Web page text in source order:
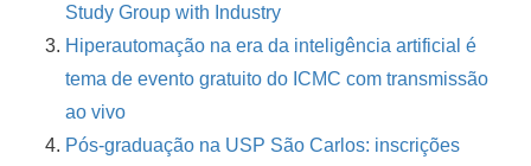
Study Group with Industry
Hiperautomação na era da inteligência artificial é
tema de evento gratuito do ICMC com transmissão
ao vivo
Pós-graduação na USP São Carlos: inscrições